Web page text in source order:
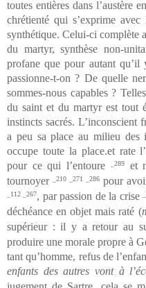
toutes entières dans l’austère
chrétienté qui s’exprime
synthétique. Celui-ci complète
du martyr, synthèse non-
profane que pour autant
passionne-t-on ? De quelle
sommes-nous capables ?
du saint et du martyr est tout
instincts sacrés.
a peu sa place au milieu des
occupe toute la place.et rate
pour ce qui l’entoure
_289et
tournoyer
_210 _271 _286 pour
_112 _267, par passion de la crise
déchéance en objet mais raté (
supérieur : il y a retour au
produire une morale propre à
tant qu’homme, refus de
enfants des autres vont à